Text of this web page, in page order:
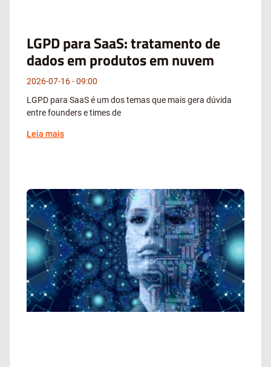
LGPD para SaaS: tratamento de
dados em produtos em nuvem
2026-07-16
09:00
LGPD para SaaS é um dos temas que mais gera dúvida
entre founders e times de
Leia mais